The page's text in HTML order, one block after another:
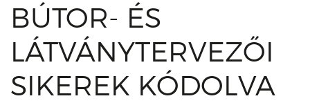
BÚTOR- ÉS
LÁTVÁNYTERVEZŐI
SIKEREK KÓDOLVA